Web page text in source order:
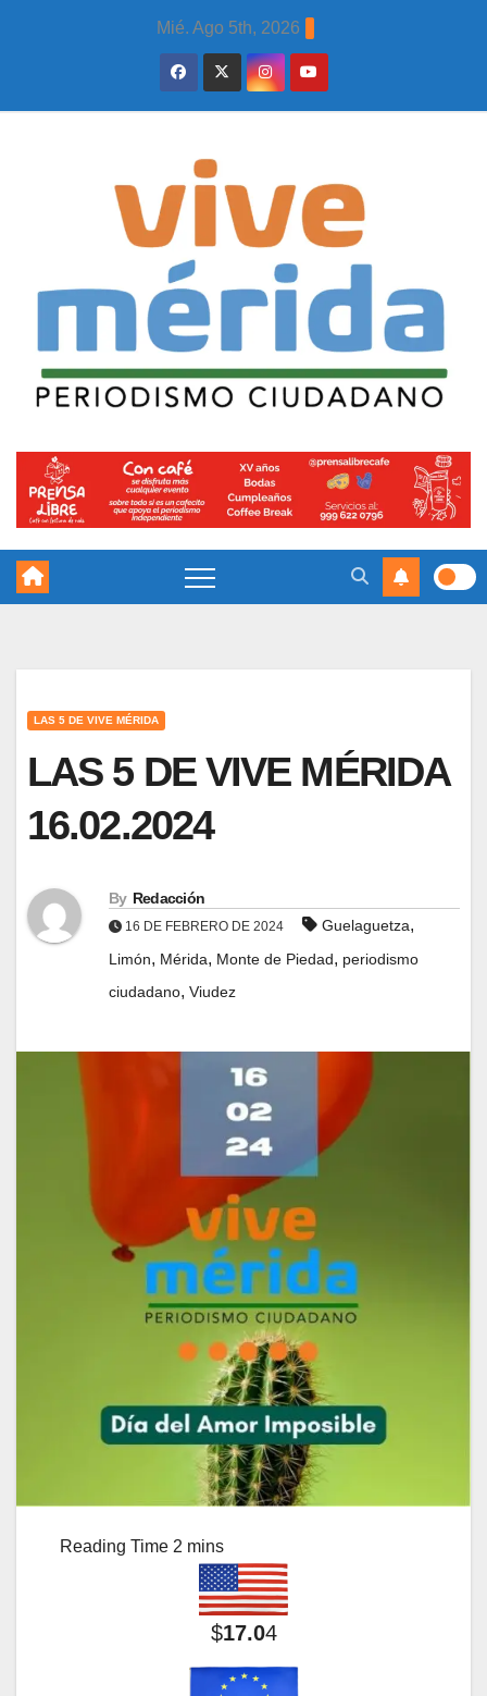
Mié. Ago 5th, 2026
LAS 5 DE VIVE MÉRIDA
LAS 5 DE VIVE MÉRIDA
16.02.2024
By Redacción
16 DE FEBRERO DE 2024 Guelaguetza,
Limón, Mérida, Monte de Piedad, periodismo
ciudadano, Viudez
$17.04